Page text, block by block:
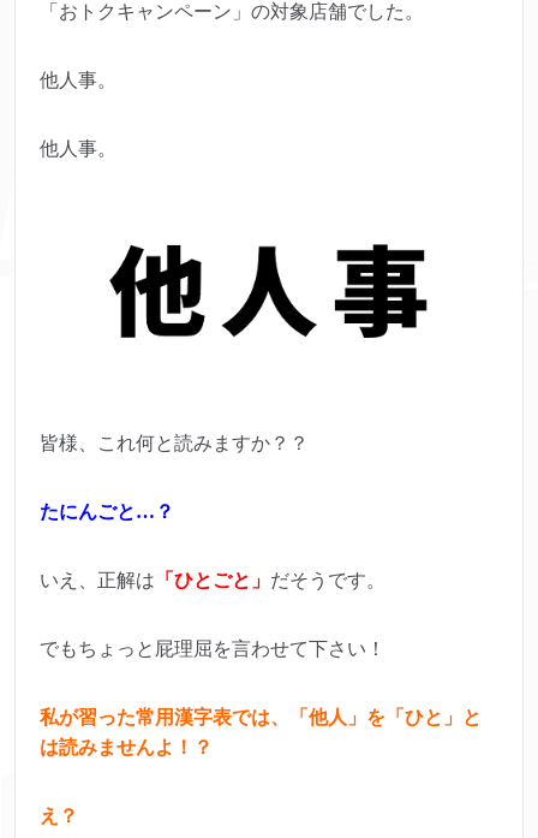
「おトクキャンペーン」の対象店舗でした。
他人事。
他人事。
皆様、これ何と読みますか？？
たにんごと…？
いえ、正解は 「ひとごと」 だそうです。
でもちょっと屁理屈を言わせて下さい！
私が習った常用漢字表では、「他人」を「ひと」と
は読みませんよ！？
え？